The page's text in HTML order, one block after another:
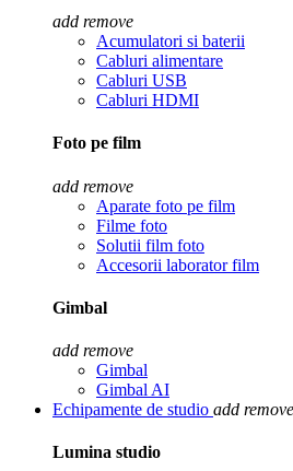
add remove
Acumulatori si baterii
Cabluri alimentare
Cabluri USB
Cabluri HDMI
Foto pe film
add remove
Aparate foto pe film
Filme foto
Solutii film foto
Accesorii laborator film
Gimbal
add remove
Gimbal
Gimbal AI
Echipamente de studio add remove
Lumina studio